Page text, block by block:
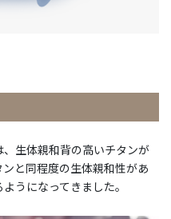
生体親和背の高いチタンが
と同程度の生体親和性があ
うになってきました。